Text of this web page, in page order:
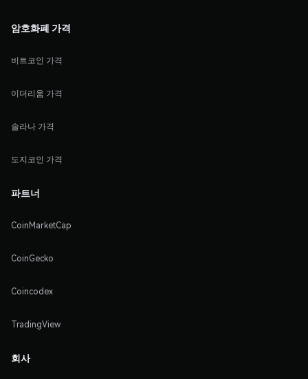
암호화폐 가격
비트코인 가격
이더리움 가격
솔라나 가격
도지코인 가격
파트너
CoinMarketCap
CoinGecko
Coincodex
TradingView
회사